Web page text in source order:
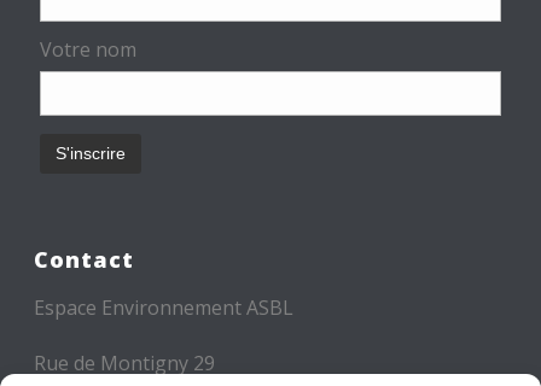
Votre nom
Contact
Espace Environnement ASBL
Rue de Montigny 29